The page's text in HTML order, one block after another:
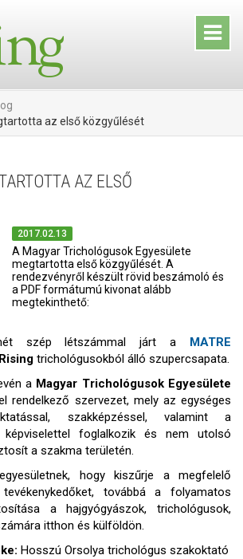
az első közgyűlését
AZ ELSŐ
2017.02.13
A Magyar Trichológusok Egyesülete
megtartotta első közgyűlését. A
rendezvényről készült rövid beszámoló és
a PDF formátumú kivonat alább
megtekinthető:
szép létszámmal járt a
MATRE
trichológusokból álló szupercsapata.
a Magyar Trichológusok Egyesülete
rendelkező szervezet, mely az egységes
szakképzéssel, valamint a
képviselettel foglalkozik és nem utolsó
a szakma területén.
hogy kiszűrje a megfelelő
továbbá a folyamatos
a hajgyógyászok, trichológusok,
itthon és külföldön.
Hosszú Orsolya trichológus szakoktató